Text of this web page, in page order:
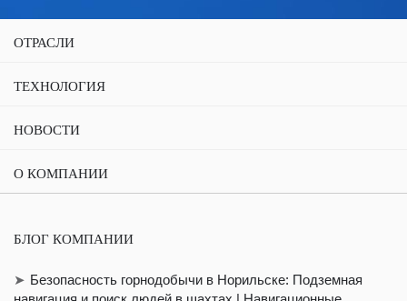
ОТРАСЛИ
ТЕХНОЛОГИЯ
НОВОСТИ
О КОМПАНИИ
БЛОГ КОМПАНИИ
Безопасность горнодобычи в Норильске: Подземная